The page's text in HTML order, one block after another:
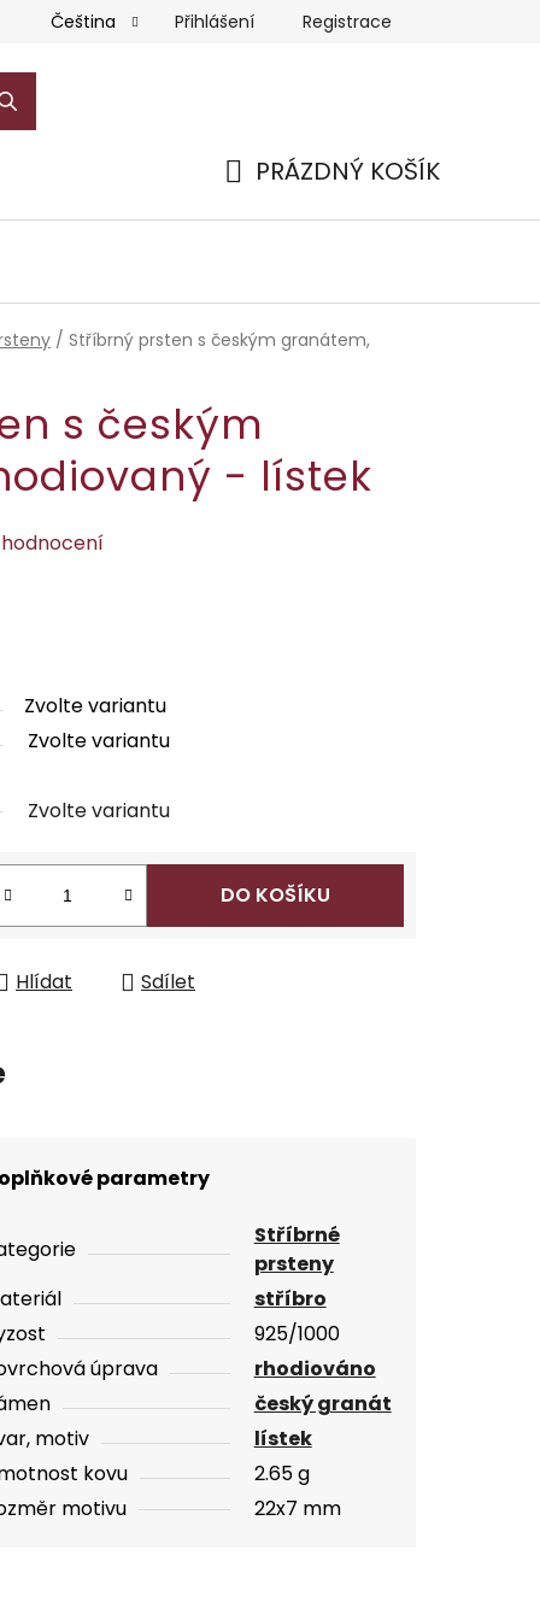
Čeština Přihlášení Registrace
PRÁZDNÝ KOŠÍK
/ Stříbrný prsten s českým granátem,
s českým
- lístek
Zvolte variantu
Zvolte variantu
Zvolte variantu
DO KOŠÍKU
Hlídat Sdílet
parametry
Stříbrné
prsteny
stříbro
925/1000
úprava
rhodiováno
český granát
motiv
lístek
kovu
2.65 g
motivu
22x7 mm